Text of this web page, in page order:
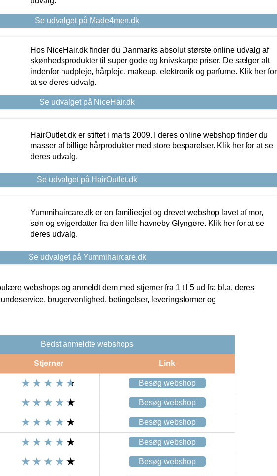
Se udvalget på Made4men.dk
Hos NiceHair.dk finder du Danmarks absolut største online udvalg af
skønhedsprodukter til super gode og knivskarpe priser. De sælger alt
indenfor hudpleje, hårpleje, makeup, elektronik og parfume. Klik her for
at se deres udvalg.
Se udvalget på NiceHair.dk
HairOutlet.dk er stiftet i marts 2009. I deres online webshop finder du
masser af billige hårprodukter med store besparelser. Klik her for at se
deres udvalg.
Se udvalget på HairOutlet.dk
Yummihaircare.dk er en familieejet og drevet webshop lavet af mor,
søn og svigerdatter fra den lille havneby Glyngøre. Klik her for at se
deres udvalg.
Se udvalget på Yummihaircare.dk
webshops og anmeldt dem med stjerner fra 1 til 5 ud fra bl.a. deres
brugervenlighed, betingelser, leveringsformer og
Bedst anmeldte webshops
Stjerner Link
Besøg webshop
Besøg webshop
Besøg webshop
Besøg webshop
Besøg webshop